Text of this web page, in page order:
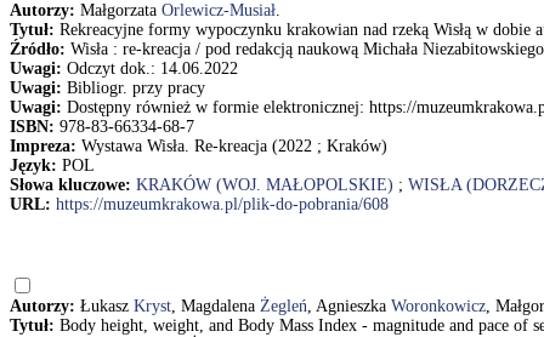
Autorzy: Małgorzata Orlewicz-Musiał.
Tytuł: Rekreacyjne formy wypoczynku krakowian nad rzeką Wisłą w dobie
Źródło: Wisła : re-kreacja / pod redakcją naukową Michała
Uwagi: Odczyt dok.: 14.06.2022
Uwagi: Bibliogr. przy pracy
Uwagi: Dostępny również w formie elektronicznej: https://
ISBN: 978-83-66334-68-7
Impreza: Wystawa Wisła. Re-kreacja (2022 ; Kraków)
Język: POL
Słowa kluczowe: KRAKÓW (WOJ. MAŁOPOLSKIE) ; WISŁA
URL: https://muzeumkrakowa.pl/plik-do-pobrania/608
Autorzy: Łukasz Kryst, Magdalena Żegleń, Agnieszka Woronkowicz,
Tytuł: Body height, weight, and Body Mass Index - magnitude and pace of